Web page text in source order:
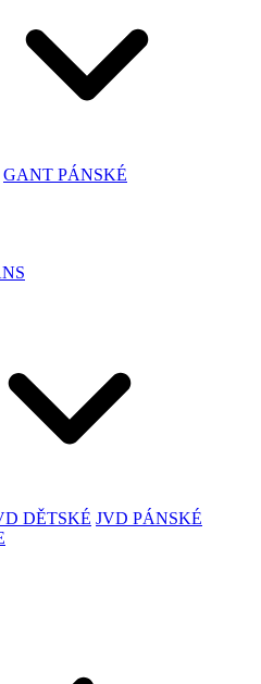
GANT PÁNSKÉ
DĚTSKÉ JVD PÁNSKÉ